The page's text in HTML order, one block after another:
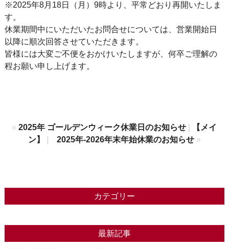
※2025年8月18日（月）9時より、平常どおり再開いたしま
す。
休業期間中にいただいたお問合せについては、営業開始日
以降に順次回答させていただきます。
皆様には大変ご不便をおかけいたしますが、何卒ご理解の
程お願い申し上げます。
«2025年 ゴールデンウィーク休業日のお知らせ
【メイ
ン】
2025年-2026年末年始休業のお知らせ»
カテゴリー
最新記事